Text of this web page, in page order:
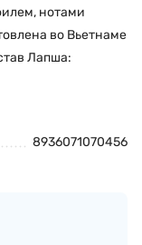
нотами
во Вьетнаме
Лапша:
8936071070456